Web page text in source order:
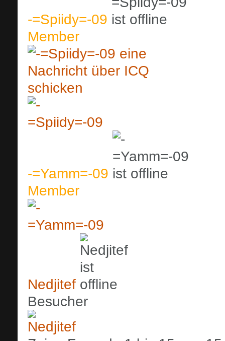
-=Spiidy=-09
Member
-=Yamm=-09
Member
Nedjitef
Besucher